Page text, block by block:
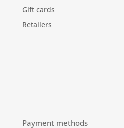
Gift cards
Retailers
Payment methods